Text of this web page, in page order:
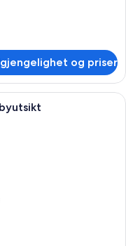
og priser
3 soverom, terrasse,